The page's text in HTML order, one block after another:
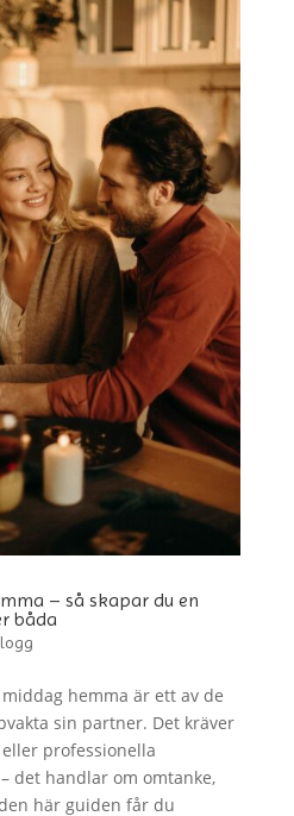
– så skapar du en
båda
hemma är ett av de
sin partner. Det kräver
professionella
det handlar om omtanke,
här guiden får du